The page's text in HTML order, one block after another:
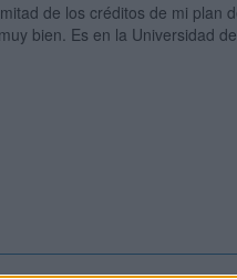
de los créditos de mi plan
bien. Es en la Universidad